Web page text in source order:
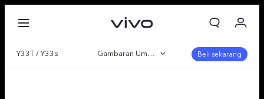
Y33T / Y33s Gambaran Umum Beli sekarang